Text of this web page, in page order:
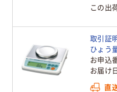
この出
取引証
ひょう
お申込
お届け
直